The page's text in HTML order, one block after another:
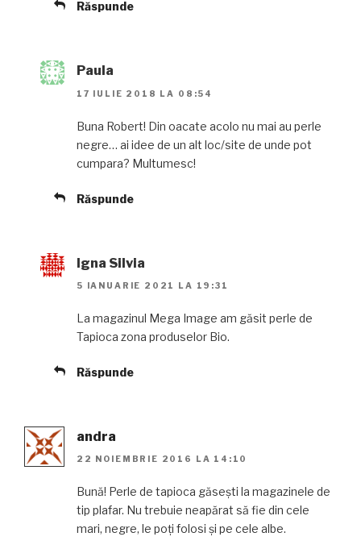
Răspunde
Paula
17 IULIE 2018 LA 08:54
Buna Robert! Din oacate acolo nu mai au perle
negre… ai idee de un alt loc/site de unde pot
cumpara? Multumesc!
Răspunde
Igna Silvia
5 IANUARIE 2021 LA 19:31
La magazinul Mega Image am găsit perle de
Tapioca zona produselor Bio.
Răspunde
andra
22 NOIEMBRIE 2016 LA 14:10
Bună! Perle de tapioca găsești la magazinele de
tip plafar. Nu trebuie neapărat să fie din cele
mari, negre, le poți folosi și pe cele albe.